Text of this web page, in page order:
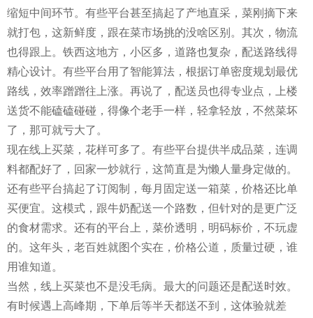
缩短中间环节。有些平台甚至搞起了产地直采，菜刚摘下来
就打包，这新鲜度，跟在菜市场挑的没啥区别。其次，物流
也得跟上。铁西这地方，小区多，道路也复杂，配送路线得
精心设计。有些平台用了智能算法，根据订单密度规划最优
路线，效率蹭蹭往上涨。再说了，配送员也得专业点，上楼
送货不能磕磕碰碰，得像个老手一样，轻拿轻放，不然菜坏
了，那可就亏大了。
现在线上买菜，花样可多了。有些平台提供半成品菜，连调
料都配好了，回家一炒就行，这简直是为懒人量身定做的。
还有些平台搞起了订阅制，每月固定送一箱菜，价格还比单
买便宜。这模式，跟牛奶配送一个路数，但针对的是更广泛
的食材需求。还有的平台上，菜价透明，明码标价，不玩虚
的。这年头，老百姓就图个实在，价格公道，质量过硬，谁
用谁知道。
当然，线上买菜也不是没毛病。最大的问题还是配送时效。
有时候遇上高峰期，下单后等半天都送不到，这体验就差